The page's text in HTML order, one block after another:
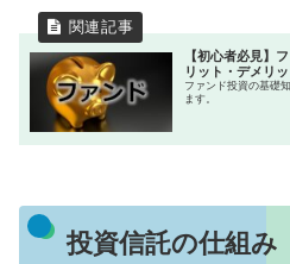
【初心者必見】
リット・デメリ
ファンド投資の基礎
ます。
投資信託の仕組み